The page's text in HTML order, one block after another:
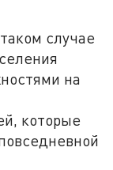
случае
на
которые